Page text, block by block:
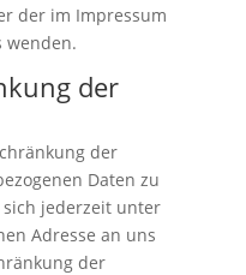
der im Impressum
wenden.
der
der
Daten zu
jederzeit unter
Adresse an uns
der